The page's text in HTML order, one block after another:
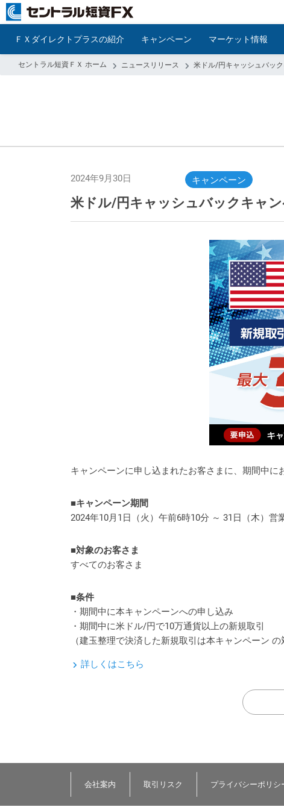
ＦＸダイレクトプラスの紹介 キャンペーン マーケット情報
セントラル短資ＦＸ ホーム ニュースリリース 米ドル/円キャッシュバッ
2024年9月30日 キャンペーン
米ドル/円キャッシュバックキャ
キャンペーンに申し込まれたお客さまに、期間中に
■キャンペーン期間
2024年10月1日（火）午前6時10分 ～ 31日（木）営
■対象のお客さま
すべてのお客さま
■条件
・期間中に本キャンペーンへの申し込み
・期間中に米ドル/円で10万通貨以上の新規取引
（建玉整理で決済した新規取引は本キャンペーン の
詳しくはこちら
会社案内 取引リスク プライバシーポリシ